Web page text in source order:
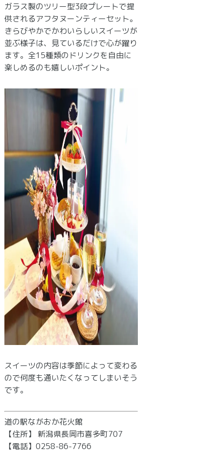
ガラス製のツリー型3段プレートで提
供されるアフタヌーンティーセット。
きらびやかでかわいらしいスイーツが
並ぶ様子は、見ているだけで心が躍り
ます。全15種類のドリンクを自由に
楽しめるのも嬉しいポイント。
スイーツの内容は季節によって変わる
ので何度も通いたくなってしまいそう
です。
道の駅ながおか花火館
【住所】 新潟県長岡市喜多町707
【電話】0258-86-7766